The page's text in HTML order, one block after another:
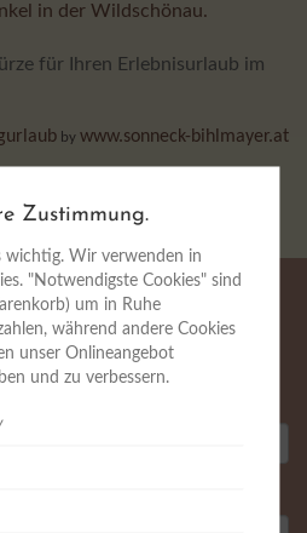
in der Wildschönau.
für Ihren Erlebnisurlaub im
by www.sonneck-bihlmayer.at
Zustimmung.
wichtig. Wir verwenden in
"Notwendigste Cookies" sind
um in Ruhe
während andere Cookies
unser Onlineangebot
und zu verbessern.
Cookies, um die
uns, die